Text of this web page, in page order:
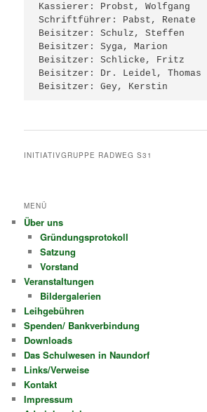
Kassierer: Probst, Wolfgang
Schriftführer: Pabst, Renate
Beisitzer: Schulz, Steffen
Beisitzer: Syga, Marion
Beisitzer: Schlicke, Fritz
Beisitzer: Dr. Leidel, Thomas
Beisitzer: Gey, Kerstin
INITIATIVGRUPPE RADWEG S31
MENÜ
Über uns
Gründungsprotokoll
Satzung
Vorstand
Veranstaltungen
Bildergalerien
Leihgebühren
Spenden/ Bankverbindung
Downloads
Das Schulwesen in Naundorf
Links/Verweise
Kontakt
Impressum